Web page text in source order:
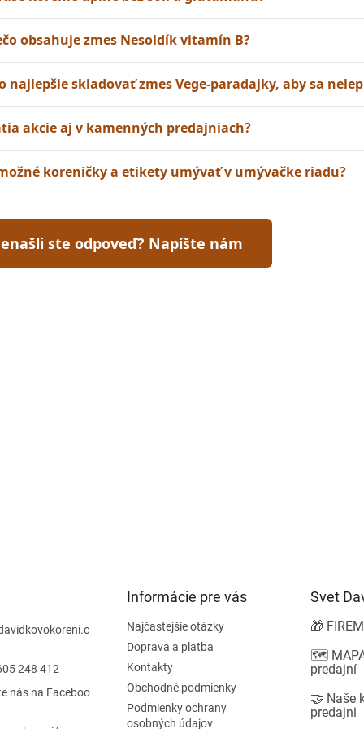
obsahuje zmes Nesoldík vitamín B?
najlepšie skladovať zmes Vege-paradajky, aby sa
akcie aj v kamenných predajniach?
koreničky a etikety umývať v umývačke riadu?
ste odpoveď? Napíšte nám
248 412
nás na Faceboo
Informácie pre vás
Najčastejšie otázky
Doprava a platba
Kontakty
Obchodné podmienky
Podmienky ochrany
osobných údajov
Svet
🎁
🗺️
predajní
🤝 Naše
predajni